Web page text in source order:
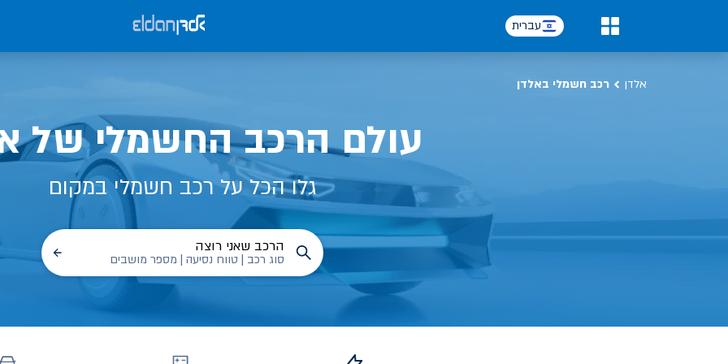
עברית
אלדן רכב חשמלי באלדן
עולם הרכב החשמלי של
גלו הכל על רכב חשמלי במקום
הרכב שאני רוצה
סוג רכב | טווח נסיעה | מספר מושבים